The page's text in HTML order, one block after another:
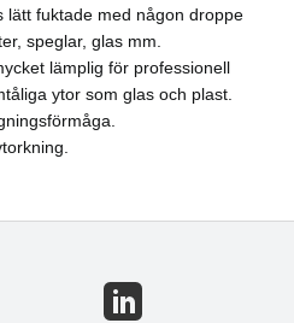
lätt fuktade med någon droppe
speglar, glas mm.
lämplig för professionell
ytor som glas och plast.